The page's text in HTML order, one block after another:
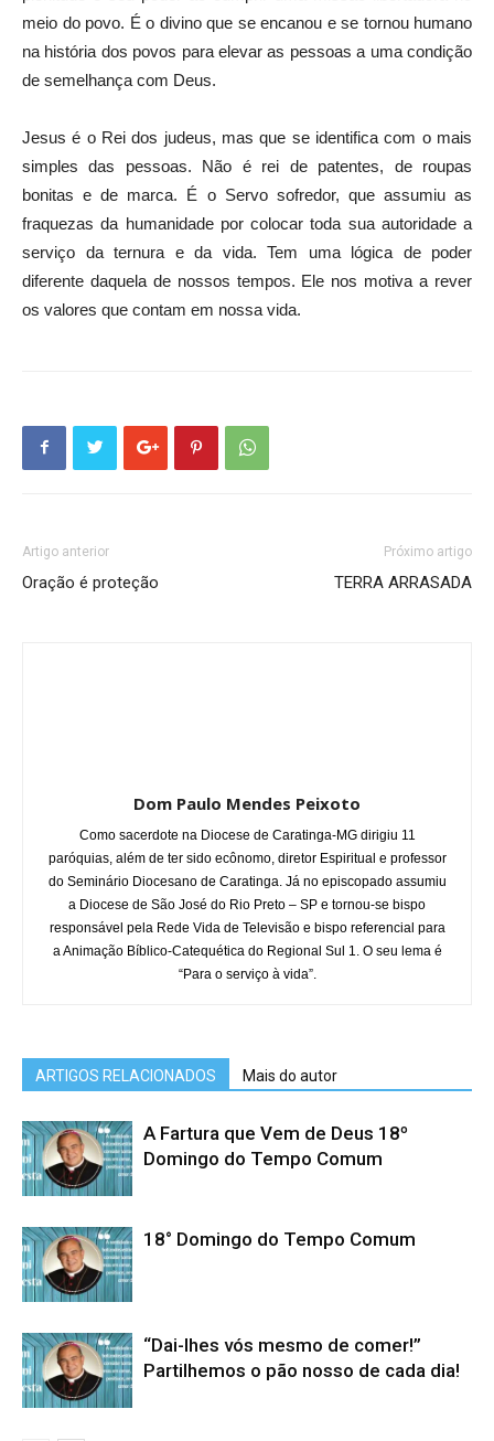
meio do povo. É o divino que se encanou e se tornou humano
na história dos povos para elevar as pessoas a uma condição
de semelhança com Deus.
Jesus é o Rei dos judeus, mas que se identifica com o mais
simples das pessoas. Não é rei de patentes, de roupas
bonitas e de marca. É o Servo sofredor, que assumiu as
fraquezas da humanidade por colocar toda sua autoridade a
serviço da ternura e da vida. Tem uma lógica de poder
diferente daquela de nossos tempos. Ele nos motiva a rever
os valores que contam em nossa vida.
Artigo anterior
Oração é proteção
Próximo artigo
TERRA ARRASADA
Dom Paulo Mendes Peixoto
Como sacerdote na Diocese de Caratinga-MG dirigiu 11
paróquias, além de ter sido ecônomo, diretor Espiritual e professor
do Seminário Diocesano de Caratinga. Já no episcopado assumiu
a Diocese de São José do Rio Preto – SP e tornou-se bispo
responsável pela Rede Vida de Televisão e bispo referencial para
a Animação Bíblico-Catequética do Regional Sul 1. O seu lema é
“Para o serviço à vida”.
ARTIGOS RELACIONADOS Mais do autor
A Fartura que Vem de Deus 18º
Domingo do Tempo Comum
18° Domingo do Tempo Comum
“Dai-lhes vós mesmo de comer!”
Partilhemos o pão nosso de cada dia!